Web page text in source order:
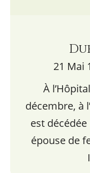
21 Mai
À
décembre, à
est
épouse de